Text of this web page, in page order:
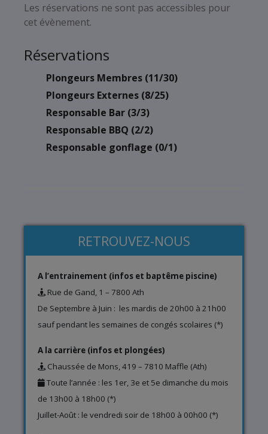
Les réservations ne sont pas accessibles pour
cet évènement.
Réservations
Plongeurs Membres (11/30)
Plongeurs Externes (8/25)
Responsable Bar (3/3)
Responsable BBQ (2/2)
Responsable gonflage (0/1)
RETROUVEZ-NOUS
A l’entrainement (infos et baptême piscine)
Rue de Gand, 1 – 7800 Ath
De Septembre à Juin : les mardis de 20h00 à 21h00
sauf pendant les semaines de congés scolaires (*)
A la carrière (infos et plongées)
Chaussée de Mons, 419 – 7810 Maffle (Ath)
Toute l’année : les 1er, 3e et 5e dimanche du mois
de 13h00 à 18h00 (*)
Juillet-Août : le vendredi soir de 18h00 à 00h00 (*)